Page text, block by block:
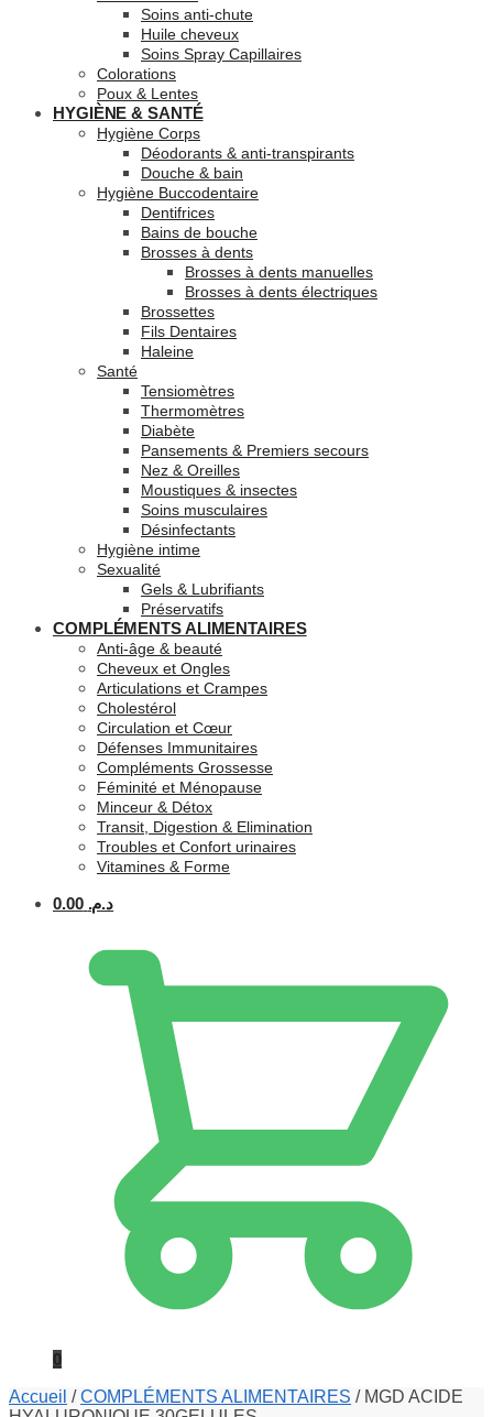
Soins anti-chute
Huile cheveux
Soins Spray Capillaires
Colorations
Poux & Lentes
HYGIÈNE & SANTÉ
Hygiène Corps
Déodorants & anti-transpirants
Douche & bain
Hygiène Buccodentaire
Dentifrices
Bains de bouche
Brosses à dents
Brosses à dents manuelles
Brosses à dents électriques
Brossettes
Fils Dentaires
Haleine
Santé
Tensiomètres
Thermomètres
Diabète
Pansements & Premiers secours
Nez & Oreilles
Moustiques & insectes
Soins musculaires
Désinfectants
Hygiène intime
Sexualité
Gels & Lubrifiants
Préservatifs
COMPLÉMENTS ALIMENTAIRES
Anti-âge & beauté
Cheveux et Ongles
Articulations et Crampes
Cholestérol
Circulation et Cœur
Défenses Immunitaires
Compléments Grossesse
Féminité et Ménopause
Minceur & Détox
Transit, Digestion & Elimination
Troubles et Confort urinaires
Vitamines & Forme
د.م. 0.00
0
Accueil /COMPLÉMENTS ALIMENTAIRES / MGD ACIDE